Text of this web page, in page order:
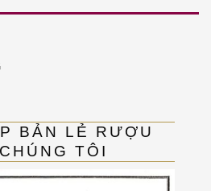
BẢN LẺ RƯỢU
TÔI